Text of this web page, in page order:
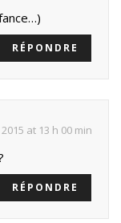
RÉPONDRE
at 13 h 00 min
RÉPONDRE